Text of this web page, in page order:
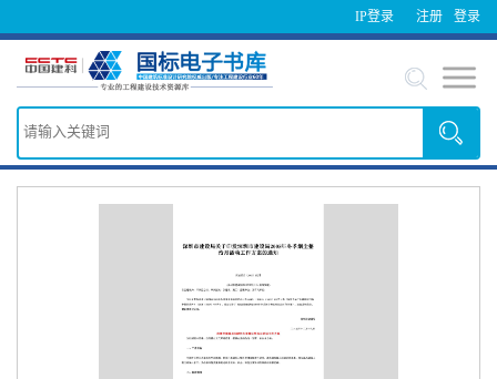
IP登录 登录
注册